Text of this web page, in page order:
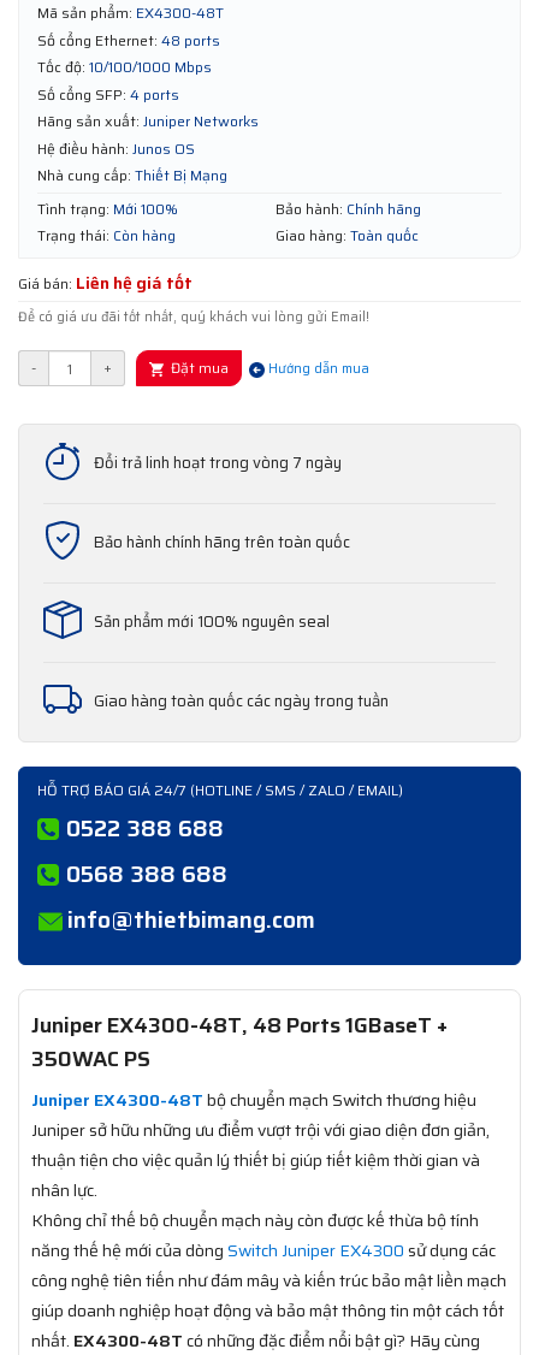
Mã sản phẩm: EX4300-48T
Số cổng Ethernet: 48 ports
Tốc độ: 10/100/1000 Mbps
Số cổng SFP: 4 ports
Hãng sản xuất: Juniper Networks
Hệ điều hành: Junos OS
Nhà cung cấp: Thiết Bị Mạng
Tình trạng: Mới 100% Bảo hành: Chính hãng
Trạng thái: Còn hàng Giao hàng: Toàn quốc
Giá bán: Liên hệ giá tốt
Để có giá ưu đãi tốt nhất, quý khách vui lòng gửi Email!
- + Đặt mua Hướng dẫn mua
Đổi trả linh hoạt trong vòng 7 ngày
Bảo hành chính hãng trên toàn quốc
Sản phẩm mới 100% nguyên seal
Giao hàng toàn quốc các ngày trong tuần
HỖ TRỢ BÁO GIÁ 24/7 (HOTLINE / SMS / ZALO / EMAIL)
0522 388 688
0568 388 688
info@thietbimang.com
Juniper EX4300-48T, 48 Ports 1GBaseT +
350WAC PS
Juniper EX4300-48Tbộ chuyển mạch Switch thương hiệu
Juniper sở hữu những ưu điểm vượt trội với giao diện đơn giản,
thuận tiện cho việc quản lý thiết bị giúp tiết kiệm thời gian và
nhân lực.
Không chỉ thế bộ chuyển mạch này còn được kế thừa bộ tính
năng thế hệ mới của dòngSwitch Juniper EX4300sử dụng các
công nghệ tiên tiến như đám mây và kiến trúc bảo mật liền mạch
giúp doanh nghiệp hoạt động và bảo mật thông tin một cách tốt
nhất. EX4300-48Tcó những đặc điểm nổi bật gì? Hãy cùng